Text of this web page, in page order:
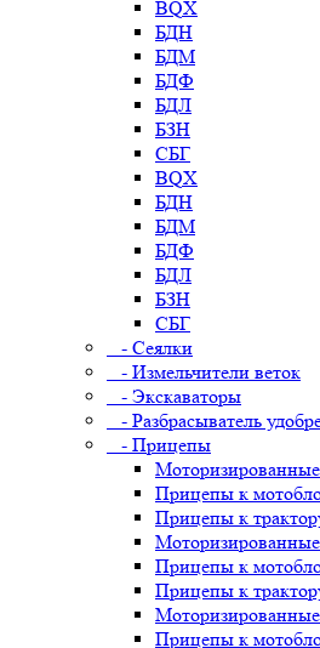
BQX
БДН
БДМ
БДФ
БДЛ
БЗН
СБГ
BQX
БДН
БДМ
БДФ
БДЛ
БЗН
СБГ
- Сеялки
- Измельчители веток
- Экскаваторы
- Разбрасыватель
- Прицепы
Прицепы к
Прицепы к
Прицепы к
Прицепы к
Прицепы к